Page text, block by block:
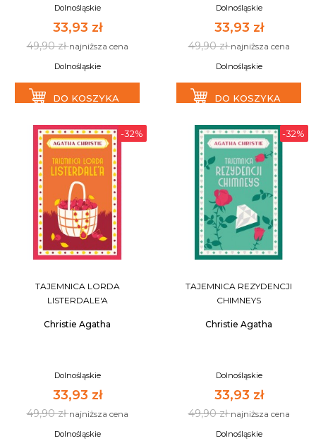
Dolnośląskie
33,93 zł
49,90 złnajniższa cena
Dolnośląskie
DO KOSZYKA
Dolnośląskie
33,93 zł
49,90 złnajniższa cena
Dolnośląskie
DO KOSZYKA
-32%
TAJEMNICA LORDA
LISTERDALE'A
Christie Agatha
Dolnośląskie
33,93 zł
49,90 złnajniższa cena
Dolnośląskie
-32%
TAJEMNICA REZYDENCJI
CHIMNEYS
Christie Agatha
Dolnośląskie
33,93 zł
49,90 złnajniższa cena
Dolnośląskie